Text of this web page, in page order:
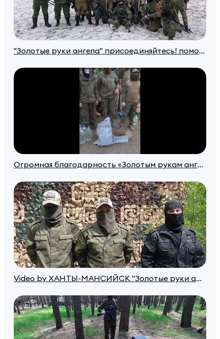
"Золотые руки ангела" присоединяйтесь! помогайте спасать жизни!
Огромная благодарность «Золотым рукам ангела» за предоставленную помощь: медицинские шины, саперные кошки, тактические носилки
Video by ХАНТЫ-МАНСИЙСК "Золотые руки ангела" 18+